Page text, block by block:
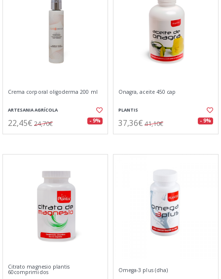
Crema corporal oligoderma 200 ml
ARTESANIA AGRÍCOLA
22,45€ 24,70€ - 9%
Onagra, aceite 450 cap
PLANTIS
37,36€ 41,10€ - 9%
Citrato magnesio plantis
60comprimidos Omega-3 plus (dha)